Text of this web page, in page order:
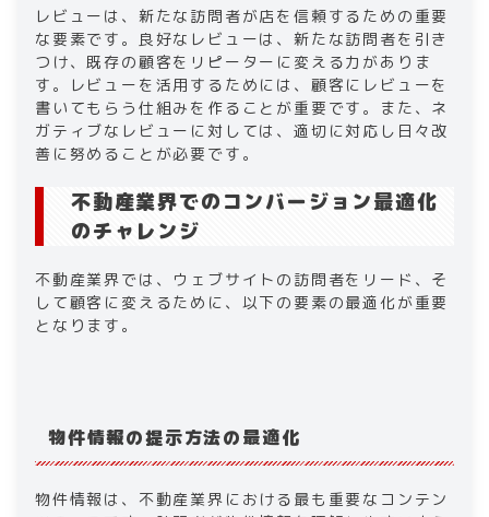
レビューは、新たな訪問者が店を信頼するための重要
な要素です。良好なレビューは、新たな訪問者を引き
つけ、既存の顧客をリピーターに変える力がありま
す。レビューを活用するためには、顧客にレビューを
書いてもらう仕組みを作ることが重要です。また、ネ
ガティブなレビューに対しては、適切に対応し日々改
善に努めることが必要です。
不動産業界でのコンバージョン最適化
のチャレンジ
不動産業界では、ウェブサイトの訪問者をリード、そ
して顧客に変えるために、以下の要素の最適化が重要
となります。
物件情報の提示方法の最適化
物件情報は、不動産業界における最も重要なコンテン